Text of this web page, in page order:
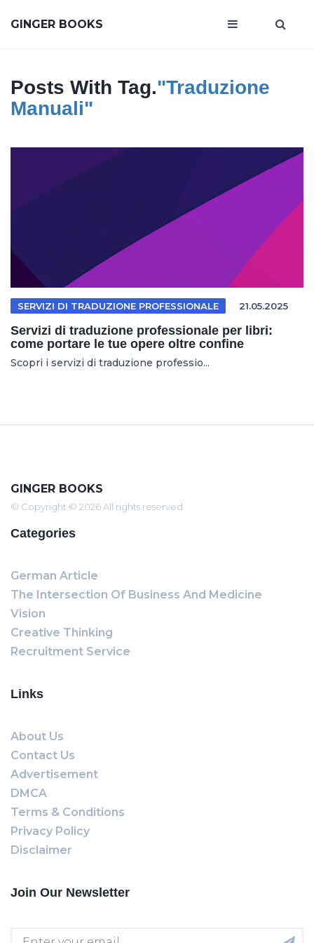
GINGER BOOKS
Posts With Tag."traduzione
Manuali"
SERVIZI DI TRADUZIONE PROFESSIONALE 21.05.2025
Servizi di traduzione professionale per libri:
come portare le tue opere oltre confine
Scopri i servizi di traduzione professio...
GINGER BOOKS
© Copyright © 2026 All rights reserved
Categories
German Article
The Intersection Of Business And Medicine
Vision
Creative Thinking
Recruitment Service
Links
About Us
Contact Us
Advertisement
DMCA
Terms & Conditions
Privacy Policy
Disclaimer
Join Our Newsletter